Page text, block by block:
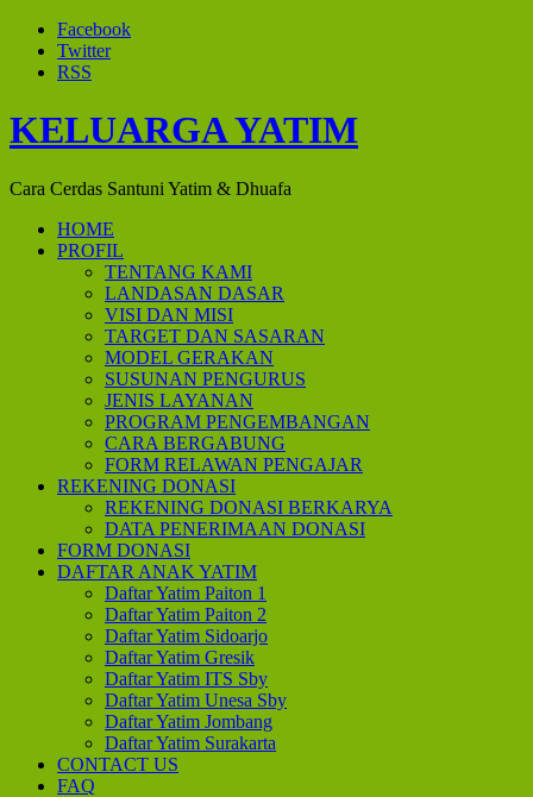
Facebook
Twitter
RSS
KELUARGA YATIM
Cara Cerdas Santuni Yatim & Dhuafa
HOME
PROFIL
TENTANG KAMI
LANDASAN DASAR
VISI DAN MISI
TARGET DAN SASARAN
MODEL GERAKAN
SUSUNAN PENGURUS
JENIS LAYANAN
PROGRAM PENGEMBANGAN
CARA BERGABUNG
FORM RELAWAN PENGAJAR
REKENING DONASI
REKENING DONASI BERKARYA
DATA PENERIMAAN DONASI
FORM DONASI
DAFTAR ANAK YATIM
Daftar Yatim Paiton 1
Daftar Yatim Paiton 2
Daftar Yatim Sidoarjo
Daftar Yatim Gresik
Daftar Yatim ITS Sby
Daftar Yatim Unesa Sby
Daftar Yatim Jombang
Daftar Yatim Surakarta
CONTACT US
FAQ